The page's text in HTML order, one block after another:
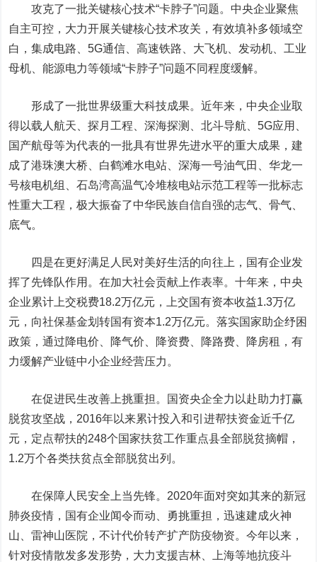
攻克了一批关键核心技术“卡脖子”问题。中央企业聚焦
自主可控，大力开展关键核心技术攻关，有效填补多领域空
白，集成电路、5G通信、高速铁路、大飞机、发动机、工业
母机、能源电力等领域“卡脖子”问题不同程度缓解。
形成了一批世界级重大科技成果。近年来，中央企业取
得以载人航天、探月工程、深海探测、北斗导航、5G应用、
国产航母等为代表的一批具有世界先进水平的重大成果，建
成了港珠澳大桥、白鹤滩水电站、深海一号油气田、华龙一
号核电机组、石岛湾高温气冷堆核电站示范工程等一批标志
性重大工程，极大振奋了中华民族自信自强的志气、骨气、
底气。
四是在更好满足人民对美好生活的向往上，国有企业发
挥了先锋队作用。在加大社会贡献上作表率。十年来，中央
企业累计上交税费18.2万亿元，上交国有资本收益1.3万亿
元，向社保基金划转国有资本1.2万亿元。落实国家助企纾困
政策，通过降电价、降气价、降资费、降路费、降房租，有
力缓解产业链中小企业经营压力。
在促进民生改善上挑重担。国资央企全力以赴助力打赢
脱贫攻坚战，2016年以来累计投入和引进帮扶资金近千亿
元，定点帮扶的248个国家扶贫工作重点县全部脱贫摘帽，
1.2万个各类扶贫点全部脱贫出列。
在保障人民安全上当先锋。2020年面对突如其来的新冠
肺炎疫情，国有企业闻令而动、勇挑重担，迅速建成火神
山、雷神山医院，不计代价转产扩产防疫物资。今年以来，
针对疫情散发多发形势，大力支援吉林、上海等地抗疫斗